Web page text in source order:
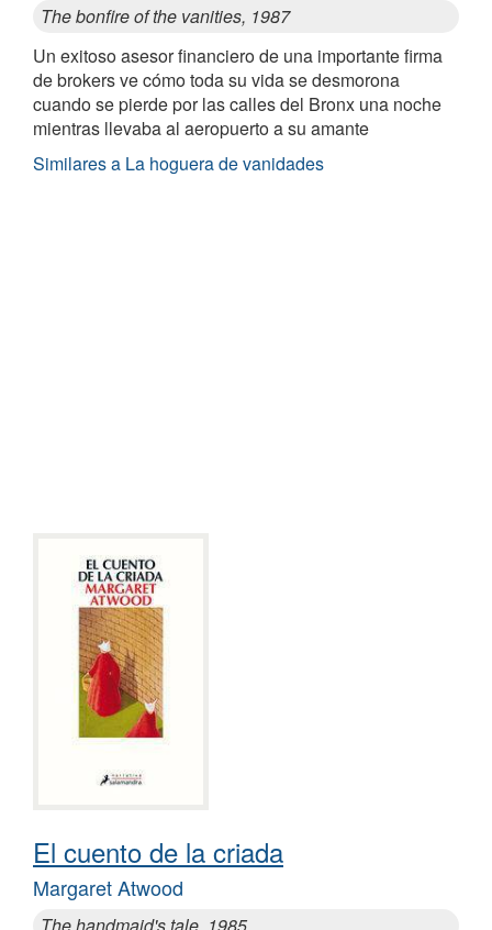
The bonfire of the vanities, 1987
Un exitoso asesor financiero de una importante firma
de brokers ve cómo toda su vida se desmorona
cuando se pierde por las calles del Bronx una noche
mientras llevaba al aeropuerto a su amante
Similares a La hoguera de vanidades
El cuento de la criada
Margaret Atwood